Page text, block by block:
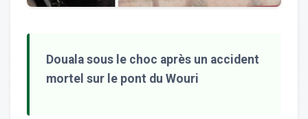
Douala sous le choc après un accident
mortel sur le pont du Wouri